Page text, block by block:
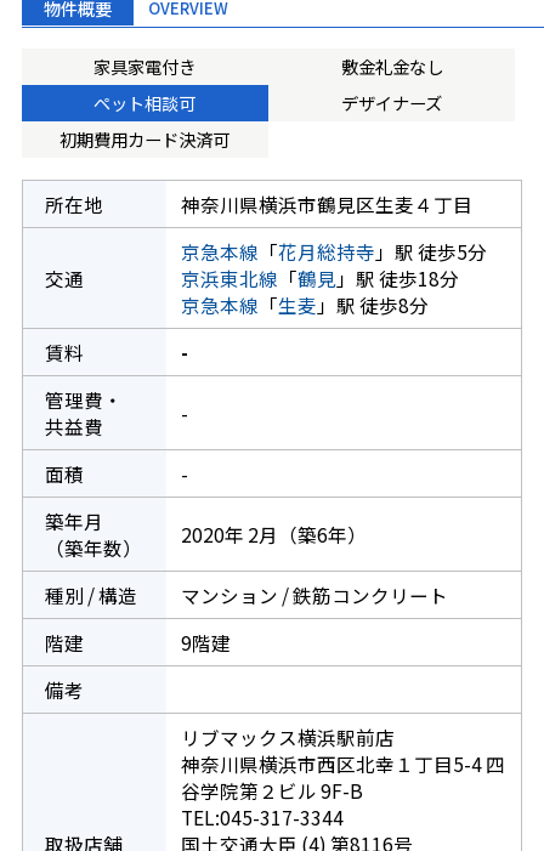
物件概要 OVERVIEW
家具家電付き
敷金礼金なし
ペット相談可
デザイナーズ
初期費用カード決済可
所在地 神奈川県横浜市鶴見区生麦４丁目
交通
京急本線 「花月総持寺 」駅 徒歩5分
京浜東北線 「鶴見」駅 徒歩18分
京急本線 「生麦 」駅 徒歩8分
賃料
-
管理費・
共益費
-
面積
-
築年月
（築年数）
2020年 2月（築6年）
種別 / 構造
マンション / 鉄筋コンクリート
階建
9階建
備考
取扱店舗
リブマックス横浜駅前店
神奈川県横浜市西区北幸１丁目5-4 四
谷学院第２ビル 9F-B
TEL:045-317-3344
国土交通大臣 (4) 第8116号